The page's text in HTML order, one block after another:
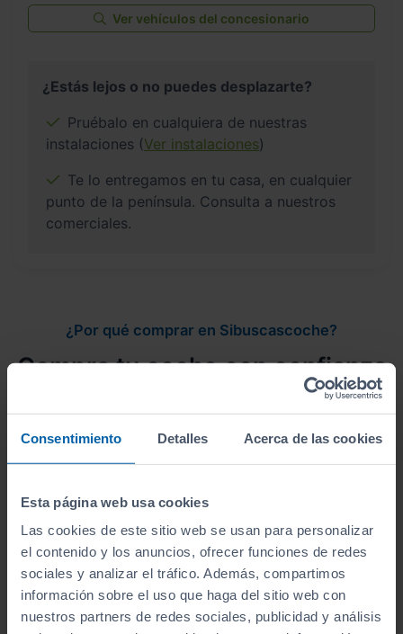
Consentimiento Detalles Acerca de las cookies
Esta página web usa cookies
Las cookies de este sitio web se usan para personalizar
el contenido y los anuncios, ofrecer funciones de redes
sociales y analizar el tráfico. Además, compartimos
información sobre el uso que haga del sitio web con
nuestros partners de redes sociales, publicidad y análisis
Ver vehículos del concesionario
¿Estás lejos o no puedes desplazarte?
Pruébalo en cualquiera de nuestras
instalaciones (Ver instalaciones)
Te lo entregamos en tu casa, en cualquier
punto de la península. Consulta a nuestros
comerciales.
¿Por qué comprar en Sibuscascoche?
Compra tu coche con confianza
equipo de profesionales.